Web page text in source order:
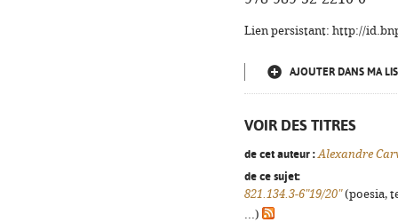
Lien persistant: http://
AJOUTER DANS MA
VOIR DES TITRES
de cet auteur : Alexandre
de ce sujet:
821.134.3-6"19/20"(poesia,
...)